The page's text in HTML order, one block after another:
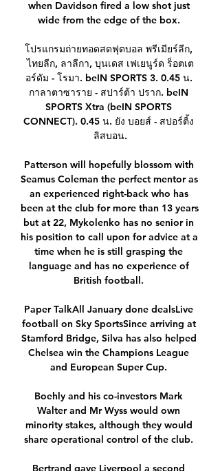
when Davidson fired a low shot just
wide from the edge of the box.
โปรแกรมถ่ายทอดสดฟุตบอล พรีเมียร์ลีก,
ไทยลีก, ลาลีกา, บุนเดส เฟเยนูร์ด ร็อตเต
อร์ดัม - โรมา. beIN SPORTS 3. 0.45 น.
กาลาตาซาราย - สปาร์ต้า ปราก. beIN
SPORTS Xtra (beIN SPORTS
CONNECT). 0.45 น. ยัง บอยส์ - สปอร์ติ้ง
ลิสบอน.
Patterson will hopefully blossom with
Seamus Coleman the perfect mentor as
an experienced right-back who has
been at the club for more than 13 years
but at 22, Mykolenko has no senior in
his position to call upon for advice at a
time when he is still grasping the
language and has no experience of
British football.
Paper TalkAll January done dealsLive
football on Sky SportsSince arriving at
Stamford Bridge, Silva has also helped
Chelsea win the Champions League
and European Super Cup.
Boehly and his co-investors Mark
Walter and Mr Wyss would own
minority stakes, although they would
share operational control of the club.